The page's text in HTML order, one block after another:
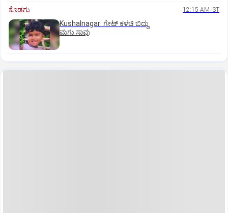
ಕೊಡಗು 12:15 AM IST
Kushalnagar: ಗೇಟ್ ಕಳಚಿ ಬಿದ್ದು
ಮಗು ಸಾವು